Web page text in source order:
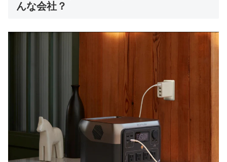
んな会社？